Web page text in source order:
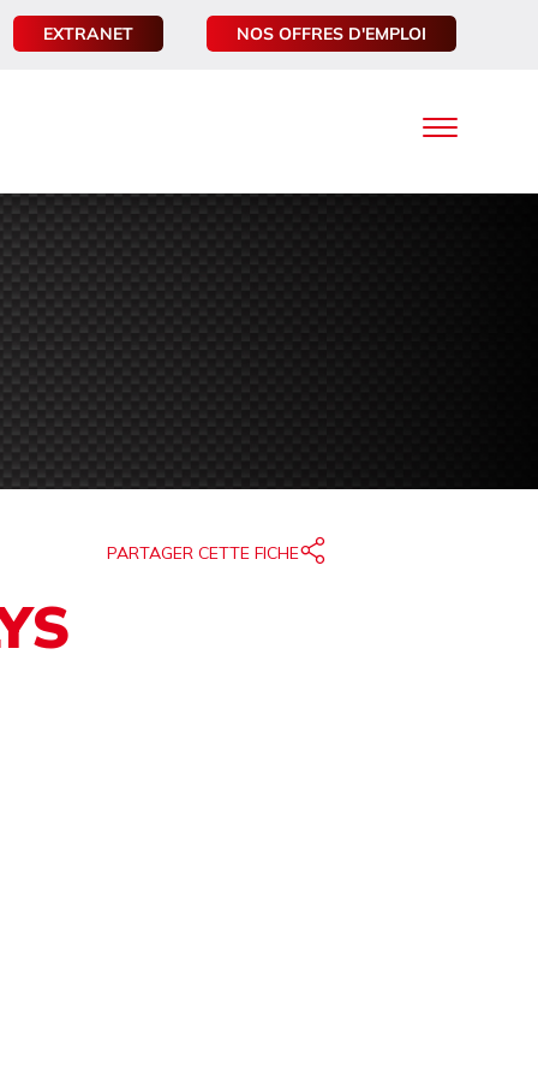
EXTRANET NOS OFFRES D'EMPLOI
PARTAGER CETTE FICHE